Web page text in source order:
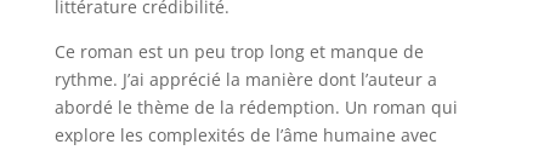
littérature crédibilité.
Ce roman est un peu trop long et manque de
rythme. J’ai apprécié la manière dont l’auteur a
abordé le thème de la rédemption. Un roman qui
explore les complexités de l’âme humaine avec